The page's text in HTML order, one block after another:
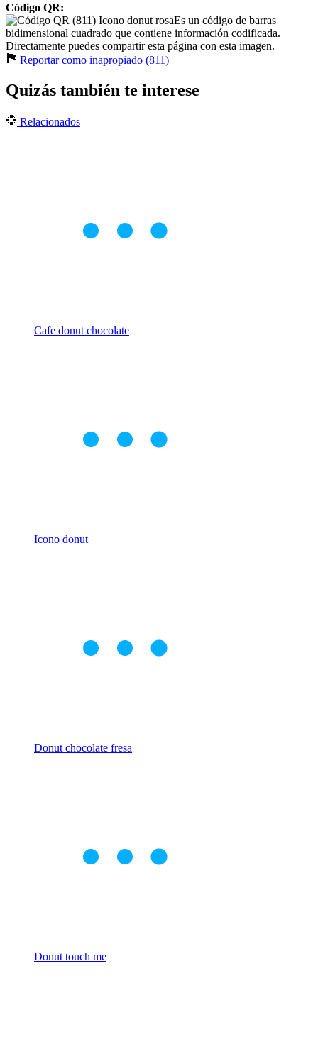
Código QR:
Es un código de barras
bidimensional cuadrado que contiene información codificada.
Directamente puedes compartir esta página con esta imagen.
Reportar como inapropiado (811)
Quizás también te interese
Relacionados
Cafe donut chocolate
Icono donut
Donut chocolate fresa
Donut touch me